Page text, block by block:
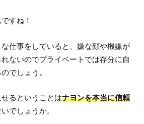
すね！
仕事をしていると、嫌な顔や機嫌が
ないのでプライベートでは存分に自
でしょう。
るということはナヨンを本当に信頼
でしょうか。